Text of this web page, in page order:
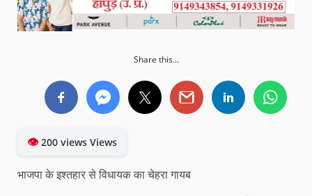
Share this...
👁200 views Views
भाजपा के इश्तहार से विधायक का चेहरा गायब